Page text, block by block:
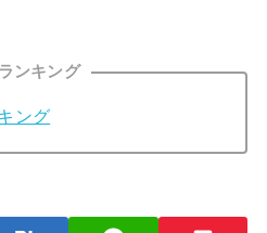
ンキング
ング